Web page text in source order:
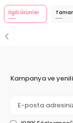
İlgili Ürünler
Kampanya ve